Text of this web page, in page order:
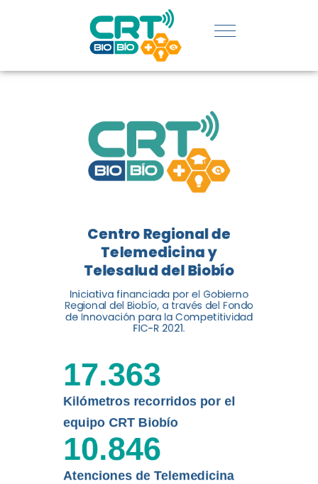
REGIÓN:
CONOCE
LOGROS
DE CRT
BIOBÍO
El Centro Regional de
Telemedicina y Telesalud del
Biobío presenta el balance de
tres años acercando la salud
digital a los habitantes...
Leer más
Centro Regional de
Telemedicina y
Telesalud del Biobío
Iniciativa financiada por el Gobierno
Regional del Biobío, a través del Fondo
de Innovación para la Competitividad
FIC-R 2021.
Kilómetros recorridos por el
equipo CRT Biobío
17.363
Atenciones de Telemedicina
10.846